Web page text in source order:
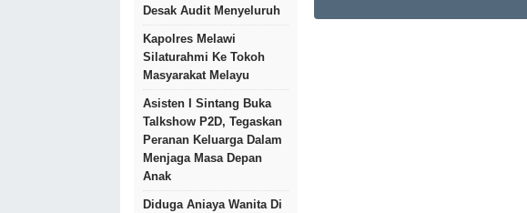
Desak Audit Menyeluruh
Kapolres Melawi
Silaturahmi Ke Tokoh
Masyarakat Melayu
Asisten I Sintang Buka
Talkshow P2D, Tegaskan
Peranan Keluarga Dalam
Menjaga Masa Depan
Anak
Diduga Aniaya Wanita Di